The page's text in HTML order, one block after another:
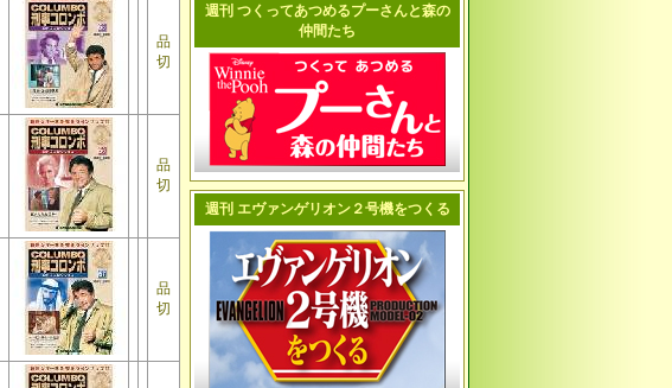
品
切
品
切
品
切
週刊 つくってあつめるプーさんと森の
仲間たち
週刊 エヴァンゲリオン２号機をつくる